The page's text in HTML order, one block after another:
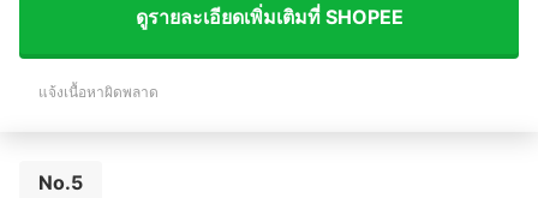
ดูรายละเอียดเพิ่มเติมที่ SHOPEE
แจ้งเนื้อหาผิดพลาด
No.5